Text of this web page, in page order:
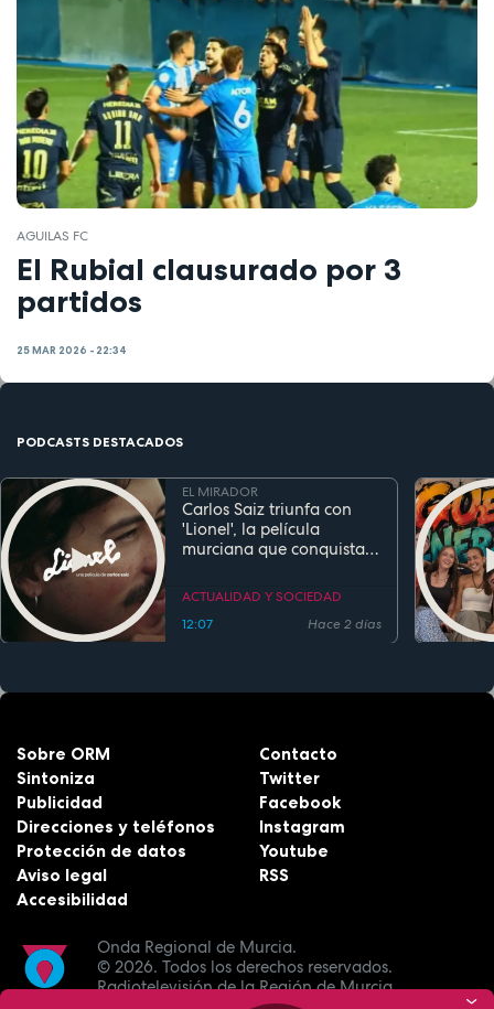
AGUILAS FC
El Rubial clausurado por 3
partidos
25 MAR 2026 - 22:34
PODCASTS DESTACADOS
EL MIRADOR
Carlos Saiz triunfa con
'Lionel', la película
murciana que conquista
estreno
ACTUALIDAD Y SOCIEDAD
12:07
Hace 2 días
Onda Regional de Murcia.
© 2026. Todos los derechos reservados.
Radiotelevisión de la Región de Murcia.
Sobre ORM
Sintoniza
Publicidad
Direcciones y teléfonos
Protección de datos
Aviso legal
Accesibilidad
Contacto
Twitter
Facebook
Instagram
Youtube
RSS